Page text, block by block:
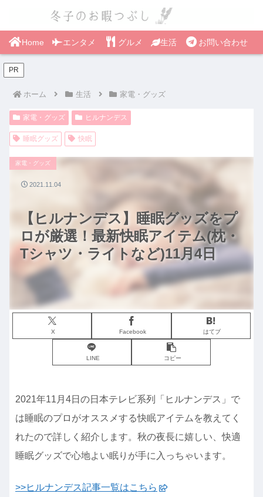
Home エンタメ グルメ 生活 お問い合わせ
PR
ホーム 生活 家電・グッズ
家電・グッズ ヒルナンデス
睡眠グッズ 快眠
【ヒルナンデス】睡眠グッズをプ
ロが厳選！最新快眠アイテム(枕・
Tシャツ・ライトなど)11月4日
家電・グッズ
X Facebook はてブ
LINE コピー
2021.11.04
2021年11月4日の日本テレビ系列「ヒルナンデス」で
は睡眠のプロがオススメする快眠アイテムを教えてく
れたので詳しく紹介します。秋の夜長に嬉しい、快適
睡眠グッズで心地よい眠りが手に入っちゃいます。
>>ヒルナンデス記事一覧はこちら